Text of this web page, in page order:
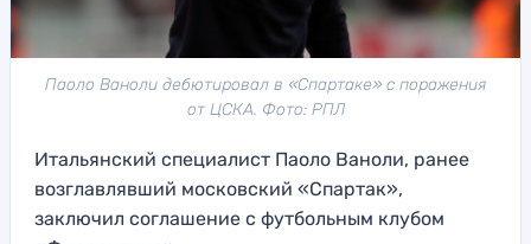
Паоло Ваноли дебютировал в «Спартаке» с поражения
от ЦСКА. Фото: РПЛ
Итальянский специалист Паоло Ваноли, ранее
возглавлявший московский «Спартак»,
заключил соглашение с футбольным клубом